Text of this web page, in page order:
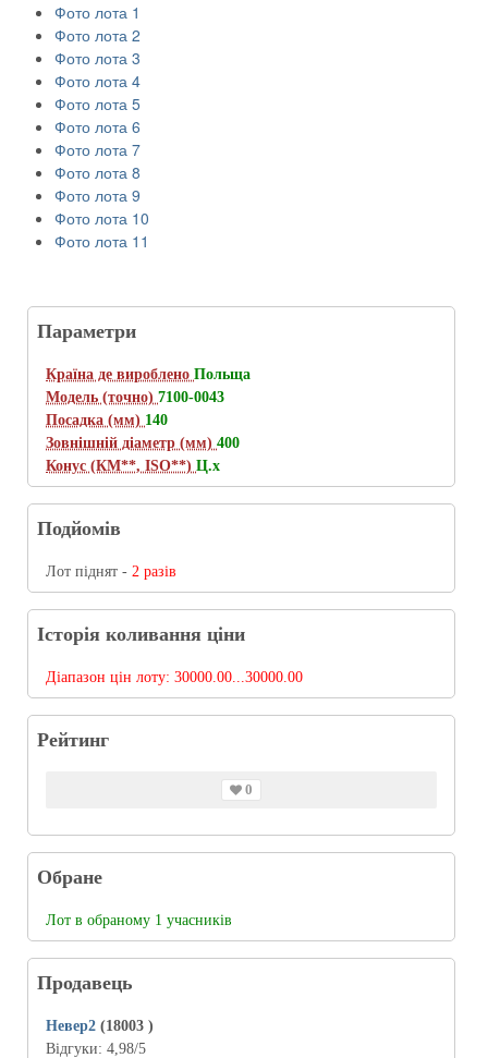
Фото лота 1
Фото лота 2
Фото лота 3
Фото лота 4
Фото лота 5
Фото лота 6
Фото лота 7
Фото лота 8
Фото лота 9
Фото лота 10
Фото лота 11
Параметри
Країна де вироблено Польща
Модель (точно) 7100-0043
Посадка (мм) 140
Зовнішній діаметр (мм) 400
Конус (КМ**, ISO**) Ц.х
Подйомів
Лот піднят - 2 разів
Історія коливання ціни
Діапазон цін лоту: 30000.00...30000.00
Рейтинг
0
Обране
Лот в обраному 1 учасників
Продавець
Невер2 (18003 )
Відгуки: 4,98/5